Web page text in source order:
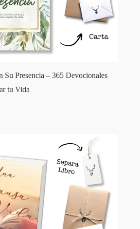
Su Presencia – 365 Devocionales
tu Vida